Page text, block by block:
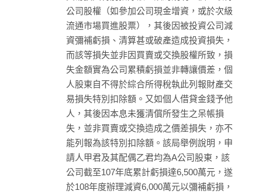
公司股權（如參加公司現金增資，或於次級
流通市場買進股票），其後因被投資公司減
資彌補虧損、清算甚或破產造成投資損失，
而該等損失並非因買賣或交換股權所致，損
失金額實為公司累積虧損並非轉讓價差，個
人股東自不得於綜合所得稅執此列報財產交
易損失特別扣除額。又如個人借貸金錢予他
人，其後因本息未獲清償所發生之呆帳損
失，並非買賣或交換造成之價差損失，亦不
能列報為該特別扣除額。該局舉例說明，申
請人甲君及其配偶乙君均為A公司股東，該
公司截至107年底累計虧損達6,500萬元，遂
於108年度辦理減資6,000萬元以彌補虧損，